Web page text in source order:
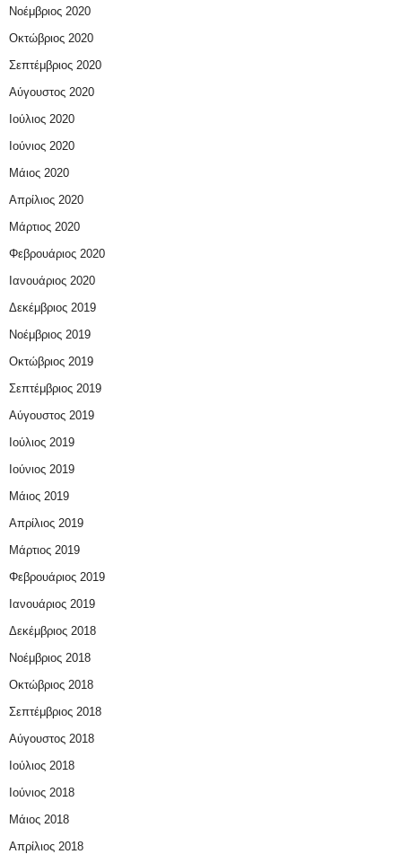
Νοέμβριος 2020
Οκτώβριος 2020
Σεπτέμβριος 2020
Αύγουστος 2020
Ιούλιος 2020
Ιούνιος 2020
Μάιος 2020
Απρίλιος 2020
Μάρτιος 2020
Φεβρουάριος 2020
Ιανουάριος 2020
Δεκέμβριος 2019
Νοέμβριος 2019
Οκτώβριος 2019
Σεπτέμβριος 2019
Αύγουστος 2019
Ιούλιος 2019
Ιούνιος 2019
Μάιος 2019
Απρίλιος 2019
Μάρτιος 2019
Φεβρουάριος 2019
Ιανουάριος 2019
Δεκέμβριος 2018
Νοέμβριος 2018
Οκτώβριος 2018
Σεπτέμβριος 2018
Αύγουστος 2018
Ιούλιος 2018
Ιούνιος 2018
Μάιος 2018
Απρίλιος 2018